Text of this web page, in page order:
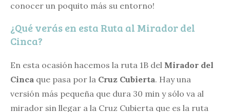
conocer un poquito más su entorno!
¿Qué verás en esta Ruta al Mirador del
Cinca?
En esta ocasión hacemos la ruta 1B del Mirador del
Cinca que pasa por la Cruz Cubierta. Hay una
versión más pequeña que dura 30 min y sólo va al
mirador sin llegar a la Cruz Cubierta que es la ruta